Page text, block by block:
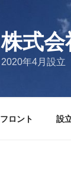
株式会
2020年4月設立
フロント 設